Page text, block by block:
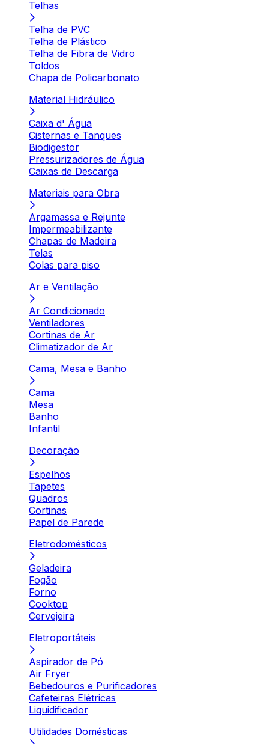
Telhas
Telha de PVC
Telha de Plástico
Telha de Fibra de Vidro
Toldos
Chapa de Policarbonato
Material Hidráulico
Caixa d' Água
Cisternas e Tanques
Biodigestor
Pressurizadores de Água
Caixas de Descarga
Materiais para Obra
Argamassa e Rejunte
Impermeabilizante
Chapas de Madeira
Telas
Colas para piso
Ar e Ventilação
Ar Condicionado
Ventiladores
Cortinas de Ar
Climatizador de Ar
Cama, Mesa e Banho
Cama
Mesa
Banho
Infantil
Decoração
Espelhos
Tapetes
Quadros
Cortinas
Papel de Parede
Eletrodomésticos
Geladeira
Fogão
Forno
Cooktop
Cervejeira
Eletroportáteis
Aspirador de Pó
Air Fryer
Bebedouros e Purificadores
Cafeteiras Elétricas
Liquidificador
Utilidades Domésticas